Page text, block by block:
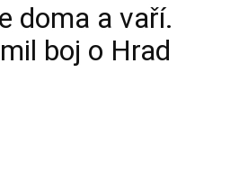
doma a vaří.
boj o Hrad